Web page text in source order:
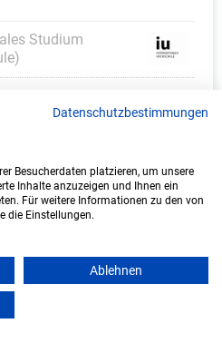
Studium
Datenschutzbestimmungen
Besucherdaten platzieren, um unsere
Inhalte anzuzeigen und Ihnen ein
Für weitere Informationen zu den von
die Einstellungen.
Ablehnen